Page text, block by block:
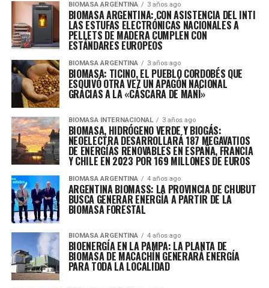
BIOMASA ARGENTINA 3 años ago
BIOMASA ARGENTINA: CON ASISTENCIA DEL INTI
LAS ESTUFAS ELECTRÓNICAS NACIONALES A
PELLETS DE MADERA CUMPLEN CON
ESTÁNDARES EUROPEOS
BIOMASA ARGENTINA 3 años ago
BIOMASA: TICINO, EL PUEBLO CORDOBÉS QUE
ESQUIVÓ OTRA VEZ UN APAGÓN NACIONAL
GRACIAS A LA «CÁSCARA DE MANÍ»
BIOMASA INTERNACIONAL 3 años ago
BIOMASA, HIDRÓGENO VERDE Y BIOGÁS:
NEOELECTRA DESARROLLARÁ 187 MEGAVATIOS
DE ENERGÍAS RENOVABLES EN ESPAÑA, FRANCIA
Y CHILE EN 2023 POR 169 MILLONES DE EUROS
BIOMASA ARGENTINA 4 años ago
ARGENTINA BIOMASS: LA PROVINCIA DE CHUBUT
BUSCA GENERAR ENERGÍA A PARTIR DE LA
BIOMASA FORESTAL
BIOMASA ARGENTINA 4 años ago
BIOENERGÍA EN LA PAMPA: LA PLANTA DE
BIOMASA DE MACACHÍN GENERARÁ ENERGÍA
PARA TODA LA LOCALIDAD